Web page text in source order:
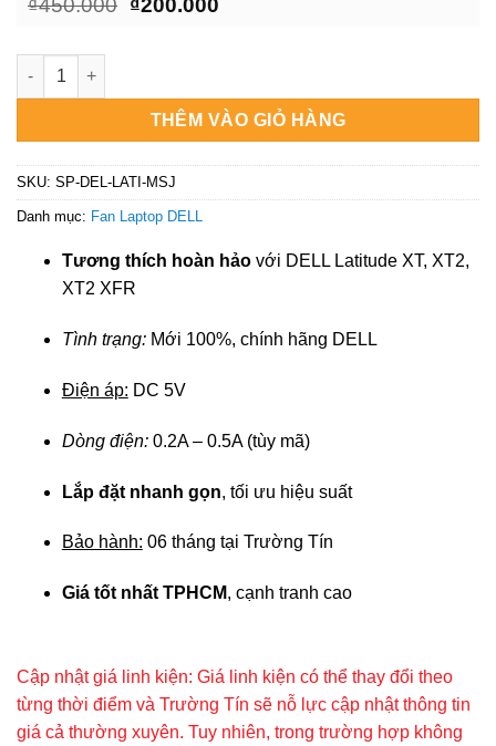
₫450.000 ₫200.000
Quạt Tản Nhiệt DELL Latitude XT2 XFR - Lắp Đặt Nhanh Gọn |
THÊM VÀO GIỎ HÀNG
SKU: SP-DEL-LATI-MSJ
Danh mục: Fan Laptop DELL
Tương thích hoàn hảovới DELL Latitude XT, XT2,
XT2 XFR
Tình trạng:Mới 100%, chính hãng DELL
Điện áp: DC 5V
Dòng điện:0.2A – 0.5A (tùy mã)
Lắp đặt nhanh gọn, tối ưu hiệu suất
Bảo hành: 06 tháng tại Trường Tín
Giá tốt nhất TPHCM, cạnh tranh cao
Cập nhật giá linh kiện: Giá linh kiện có thể thay đổi theo
từng thời điểm và Trường Tín sẽ nỗ lực cập nhật thông tin
giá cả thường xuyên. Tuy nhiên, trong trường hợp không